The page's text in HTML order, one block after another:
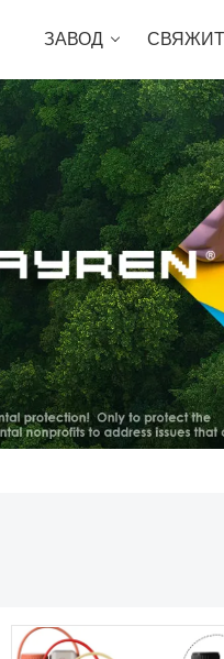
ЗАВОД